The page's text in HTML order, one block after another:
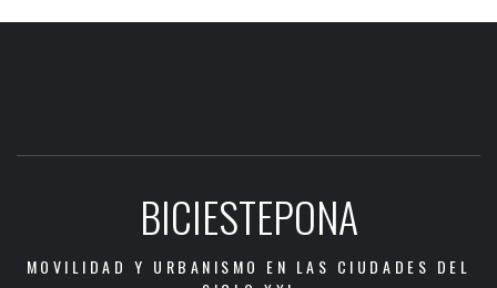
BICIESTEPONA
MOVILIDAD Y URBANISMO EN LAS CIUDADES DEL